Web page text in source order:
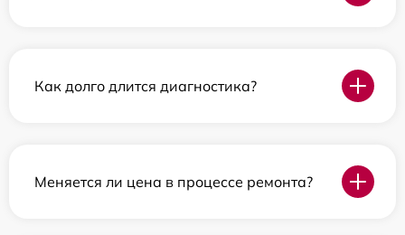
Как долго длится диагностика?
Меняется ли цена в процессе ремонта?